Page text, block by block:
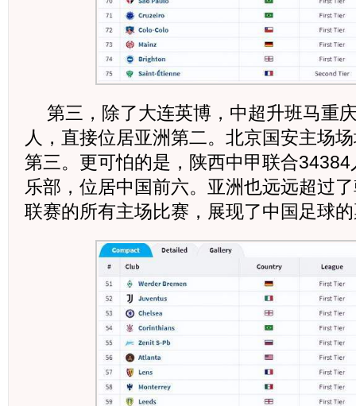
第三，除了大连英博，中超升班马重
人，直接位居亚洲第二。北京国安主场
第三。更可怕的是，陕西中甲联合
乐部，位居中国前六。亚洲也远远超过
联赛的所有主场比赛，展现了中国足球